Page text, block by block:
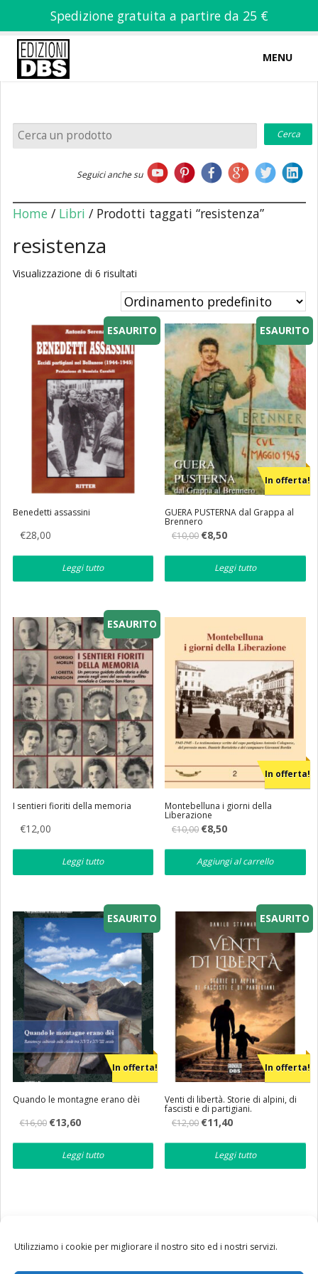
Spedizione gratuita a partire da 25 €
Utilizziamo i cookie per migliorare il nostro sito ed i nostri servizi.
MENU
Home
Chi siamo
Libri
Librerie
Seguici anche su
Home/ Libri / Prodotti taggati “resistenza”
resistenza
Visualizzazione di 6 risultati
ESAURITO
Benedetti assassini
€28,00
Leggi tutto
In offerta!
ESAURITO
GUERA PUSTERNA dal Grappa al
Brennero
€10,00 Il
prezzo
originale
€8,50Il
attuale
è:
Leggi tutto
ESAURITO
I sentieri fioriti della memoria
€12,00
Leggi tutto
In offerta!
Montebelluna i giorni della
Liberazione
€10,00 Il
prezzo
originale
era:
€8,50Il
attuale
è:
Aggiungi al carrello
In offerta!
ESAURITO
Quando le montagne erano dèi
€16,00 Il
originale
€13,60Il
attuale
è:
Leggi tutto
In offerta!
ESAURITO
Venti di libertà. Storie di alpini, di
fascisti e di partigiani.
€12,00 Il
originale
€11,40Il
attuale
è:
Leggi tutto
Tutte le nostre spedizioni in Italia avvengono via corriere